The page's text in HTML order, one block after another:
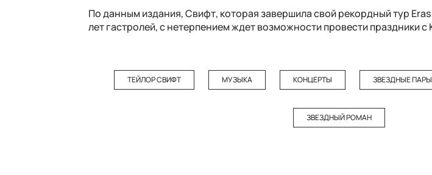
По данным издания, Свифт, которая завершила свой рекордный тур
лет гастролей, с нетерпением ждет возможности провести праздники с
ТЕЙЛОР СВИФТ МУЗЫКА КОНЦЕРТЫ ЗВЕЗДНЫЕ ПАРЫ
ЗВЕЗДНЫЙ РОМАН